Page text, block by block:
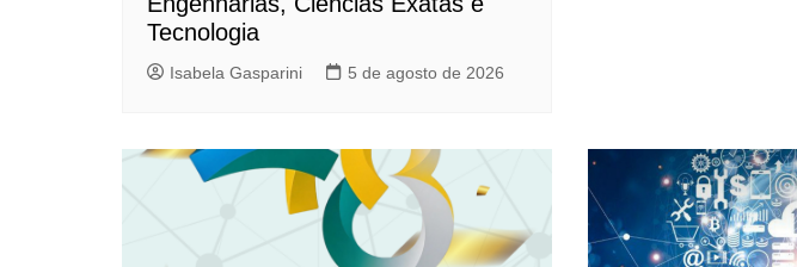
Tecnologia
Isabela Gasparini 5 de agosto de 2026